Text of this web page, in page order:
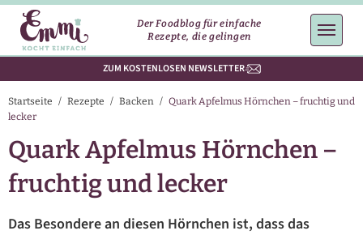
Der Foodblog für einfache
Rezepte, die gelingen
ZUM KOSTENLOSEN NEWSLETTER
Startseite / Rezepte / Backen / Quark Apfelmus Hörnchen – fruchtig und
lecker
Quark Apfelmus Hörnchen –
fruchtig und lecker
Das Besondere an diesen Hörnchen ist, dass das